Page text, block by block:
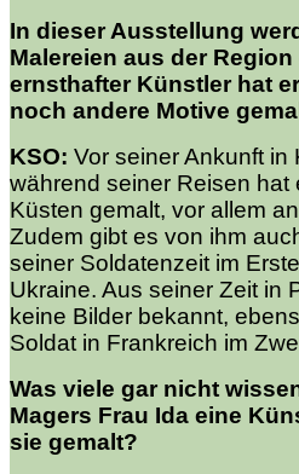
In dieser Ausstellung
Malereien aus der
ernsthafter Künstler hat
noch andere Motive
KSO: Vor seiner Ankunft in
während seiner Reisen hat
Küsten gemalt, vor allem
Zudem gibt es von ihm
seiner Soldatenzeit im
Ukraine. Aus seiner Zeit in
keine Bilder bekannt,
Soldat in Frankreich im
Was viele gar nicht
Magers Frau Ida eine
sie gemalt?